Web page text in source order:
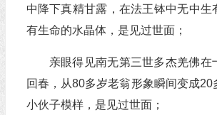
中降下真精甘露，在法王钵中无中生
有生命的水晶体，是见过世面；
亲眼得见南无第三世多杰羌佛在
回春，从80多岁老翁形象瞬间变成20
小伙子模样，是见过世面；